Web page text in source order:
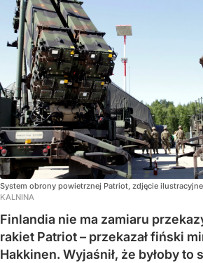
System obrony powietrznej Patriot, zdjęcie ilustracyjne
KALNINA
Finlandia nie ma zamiaru
rakiet Patriot – przekazał fiński
Hakkinen. Wyjaśnił, że byłoby to